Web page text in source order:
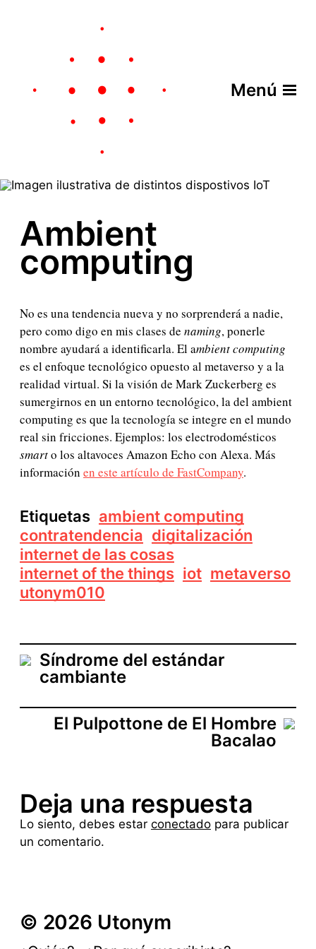
Menú
Ambient
computing
No es una tendencia nueva y no sorprenderá a nadie,
pero como digo en mis clases de naming, ponerle
nombre ayudará a identificarla. El ambient computing
es el enfoque tecnológico opuesto al metaverso y a la
realidad virtual. Si la visión de Mark Zuckerberg es
sumergirnos en un entorno tecnológico, la del ambient
computing es que la tecnología se integre en el mundo
real sin fricciones. Ejemplos: los electrodomésticos
smarto los altavoces Amazon Echo con Alexa. Más
información en este artículo de FastCompany.
Etiquetas ambient computing
contratendencia digitalización
internet de las cosas
internet of the things iot metaverso
utonym010
Síndrome del estándar
cambiante
El Pulpottone de El Hombre
Bacalao
Deja una respuesta
Lo siento, debes estar conectado para publicar
un comentario.
© 2026 Utonym